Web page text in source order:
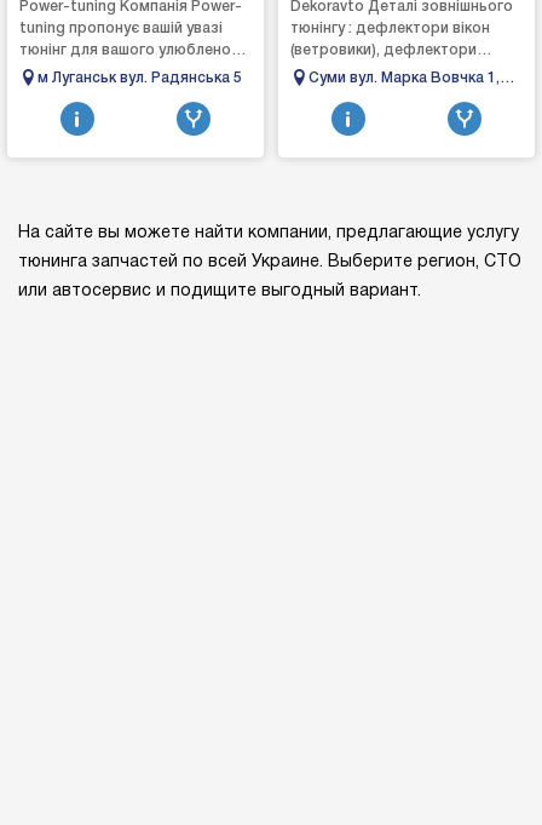
Power-tuning Компанія Power-
tuning пропонує вашій увазі
тюнінг для вашого улюбленого
АВТО! Наша компанія може
багатьох ...
м Луганськ вул. Радянська 5
Dekoravto Деталі зовнішнього
тюнінгу : дефлектори вікон
(ветровики), дефлектори
капота (мухобойки), козирки,
хром...
Суми вул. Марка Вовчка 1,
офіс 35
На сайте вы можете найти компании, предлагающие услугу
тюнинга запчастей по всей Украине. Выберите регион, СТО
или автосервис и подищите выгодный вариант.